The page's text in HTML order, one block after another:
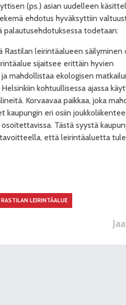
(ps.) asian uudelleen
ehdotus hyväksyttiin
palautusehdotuksessa todetaan:
Rastilan leirintäalueen säilyminen
sijaitsee erittäin hyvien
mahdollistaa ekologisen
kohtuullisessa ajassa
Korvaavaa paikkaa, joka
kaupungin eri osiin
Tästä syystä
että leirintäaluetta
RASTILAN LEIRINTÄALUE